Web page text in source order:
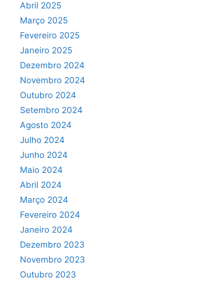
Abril 2025
Março 2025
Fevereiro 2025
Janeiro 2025
Dezembro 2024
Novembro 2024
Outubro 2024
Setembro 2024
Agosto 2024
Julho 2024
Junho 2024
Maio 2024
Abril 2024
Março 2024
Fevereiro 2024
Janeiro 2024
Dezembro 2023
Novembro 2023
Outubro 2023